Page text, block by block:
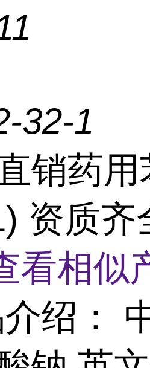
32-1
销药用
资质齐
看相似
绍：